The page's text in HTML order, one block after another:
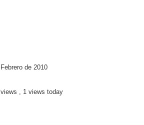
de 2010
, 1 views today